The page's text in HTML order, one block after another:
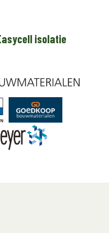
isolatie